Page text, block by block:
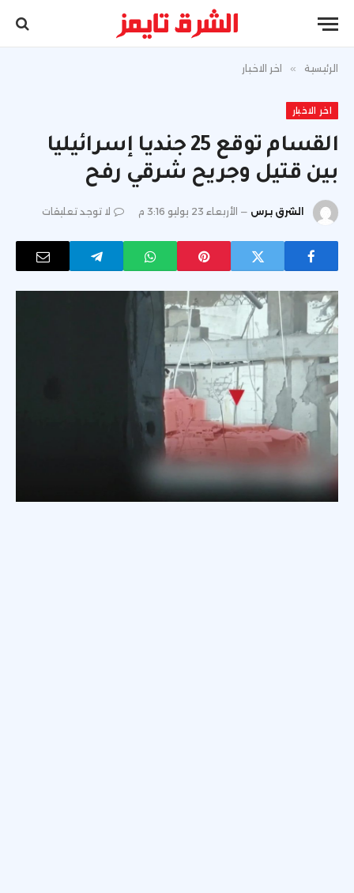
الرئيسية » اخر الاخبار
اخر الاخبار
القسام توقع 25 جنديا إسرائيليا
بين قتيل وجريح شرقي رفح
الشرق برس الأربعاء 23 يوليو 3:16 م لا توجد تعليقات